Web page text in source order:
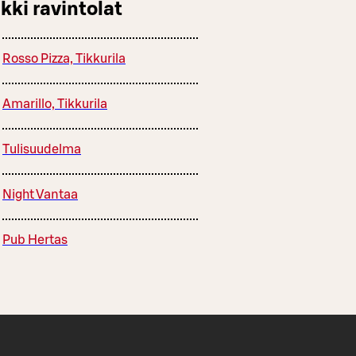
ravintolat
Rosso Pizza, Tikkurila
Amarillo, Tikkurila
Tulisuudelma
Night Vantaa
Pub Hertas